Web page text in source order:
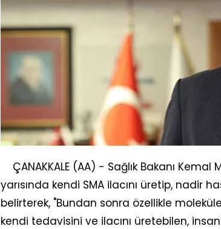
ÇANAKKALE (AA) - Sağlık Bakanı
yarısında kendi SMA ilacını üretip, nadir
belirterek, "Bundan sonra özellikle
kendi tedavisini ve ilacını üretebilen,